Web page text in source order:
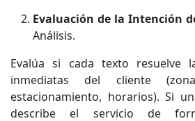
Evaluación de la Intención
Análisis.
Evalúa si cada texto resuelve
inmediatas del cliente
estacionamiento, horarios). Si
describe el servicio de